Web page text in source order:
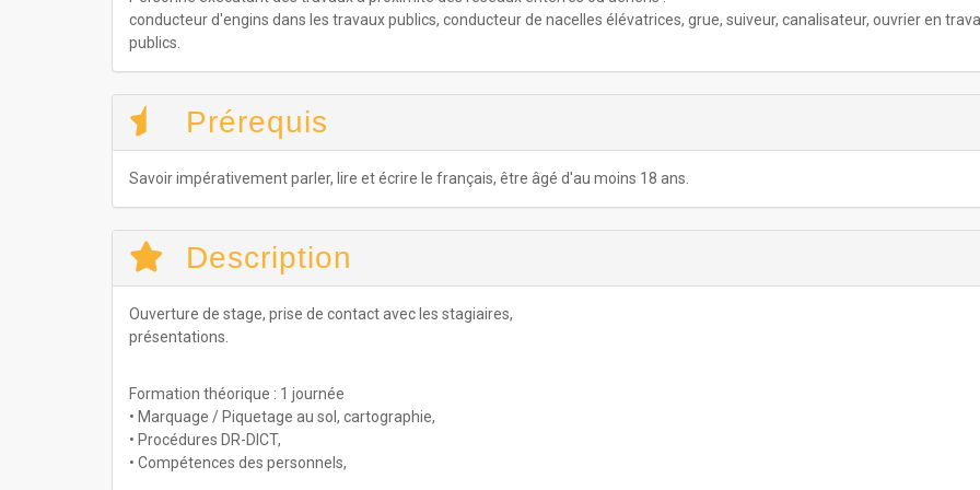
conducteur d'engins dans les travaux publics, conducteur de nacelles élévatrices, grue, suiveur, canalisateur, ouvrier en
publics.
Prérequis
Savoir impérativement parler, lire et écrire le français, être âgé d'au moins 18 ans.
Description
Ouverture de stage, prise de contact avec les stagiaires,
présentations.
Formation théorique : 1 journée
• Marquage / Piquetage au sol, cartographie,
• Procédures DR-DICT,
• Compétences des personnels,